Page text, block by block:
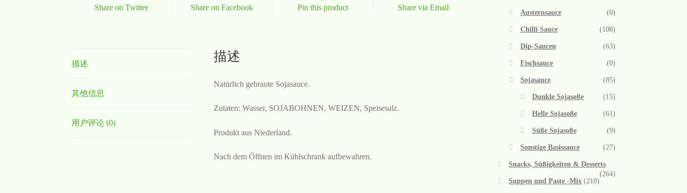
Share on Twitter Share on Facebook Pin this product Share via Email
描述
其他信息
用户评论 (0)
描述
Natürlich gebraute Sojasauce.
Zutaten: Wasser, SOJABOHNEN, WEIZEN, Speisesalz.
Produkt aus Niederland.
Nach dem Öffnen im Kühlschrank aufbewahren.
Austernsauce (0)
Chilli Sauce (108)
Dip-Saucen (63)
Fischsauce (0)
Sojasauce (85)
Dunkle Sojasoße (15)
Helle Sojasoße (61)
Süße Sojasoße (9)
Sonstige Basissauce (27)
Snacks, Süßigkeiten & Desserts
(264)
Suppen und Paste -Mix (218)